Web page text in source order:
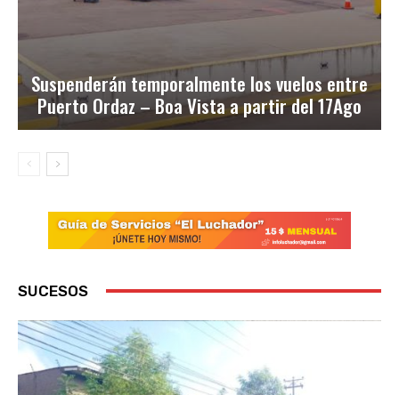
Suspenderán temporalmente los vuelos entre
Puerto Ordaz – Boa Vista a partir del 17Ago
SUCESOS